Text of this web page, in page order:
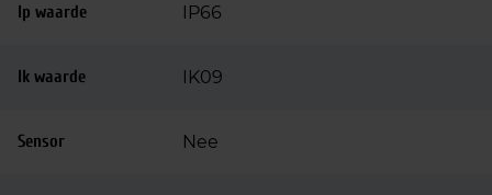
Ip waarde IP66
Ik waarde IK09
Sensor Nee